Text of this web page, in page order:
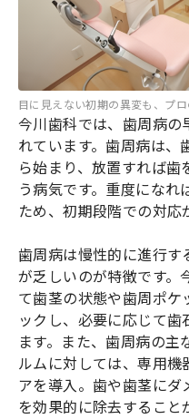
目に見えない初期の異変も、プ
今川歯科では、歯周病の
れています。歯周病は
ら始まり、放置すれば
う病気です。重度にな
ため、初期段階での対応
歯周病は慢性的に進行
が乏しいのが特徴です。
て歯茎の状態や歯周ポケ
ックし、必要に応じて
ます。また、歯周病の
ルムに対しては、専用
アを導入。歯や歯茎に
を効果的に除去すること